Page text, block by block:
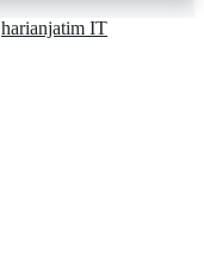
harianjatim IT